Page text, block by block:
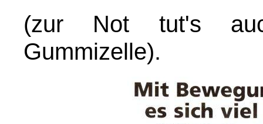
(zur Not tut's
Gummizelle).